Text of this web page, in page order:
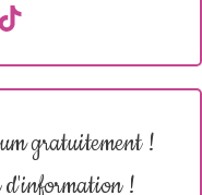
gratuitement !
d'information !